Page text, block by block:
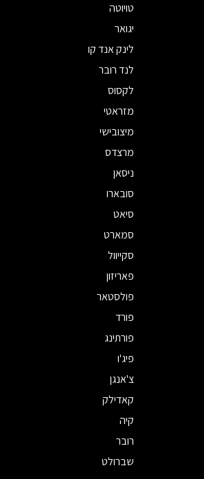
טויוטה
יגואר
לינק אנד קו
לנד רובר
לקסוס
מזראטי
מיצובישי
מרצדס
ניסאן
סובארו
סיאט
סמארט
סקייוול
פאריזון
פולסטאר
פורד
פורתינג
פיג'ו
צ'אנגן
קאדילק
קיה
רובר
שברולט